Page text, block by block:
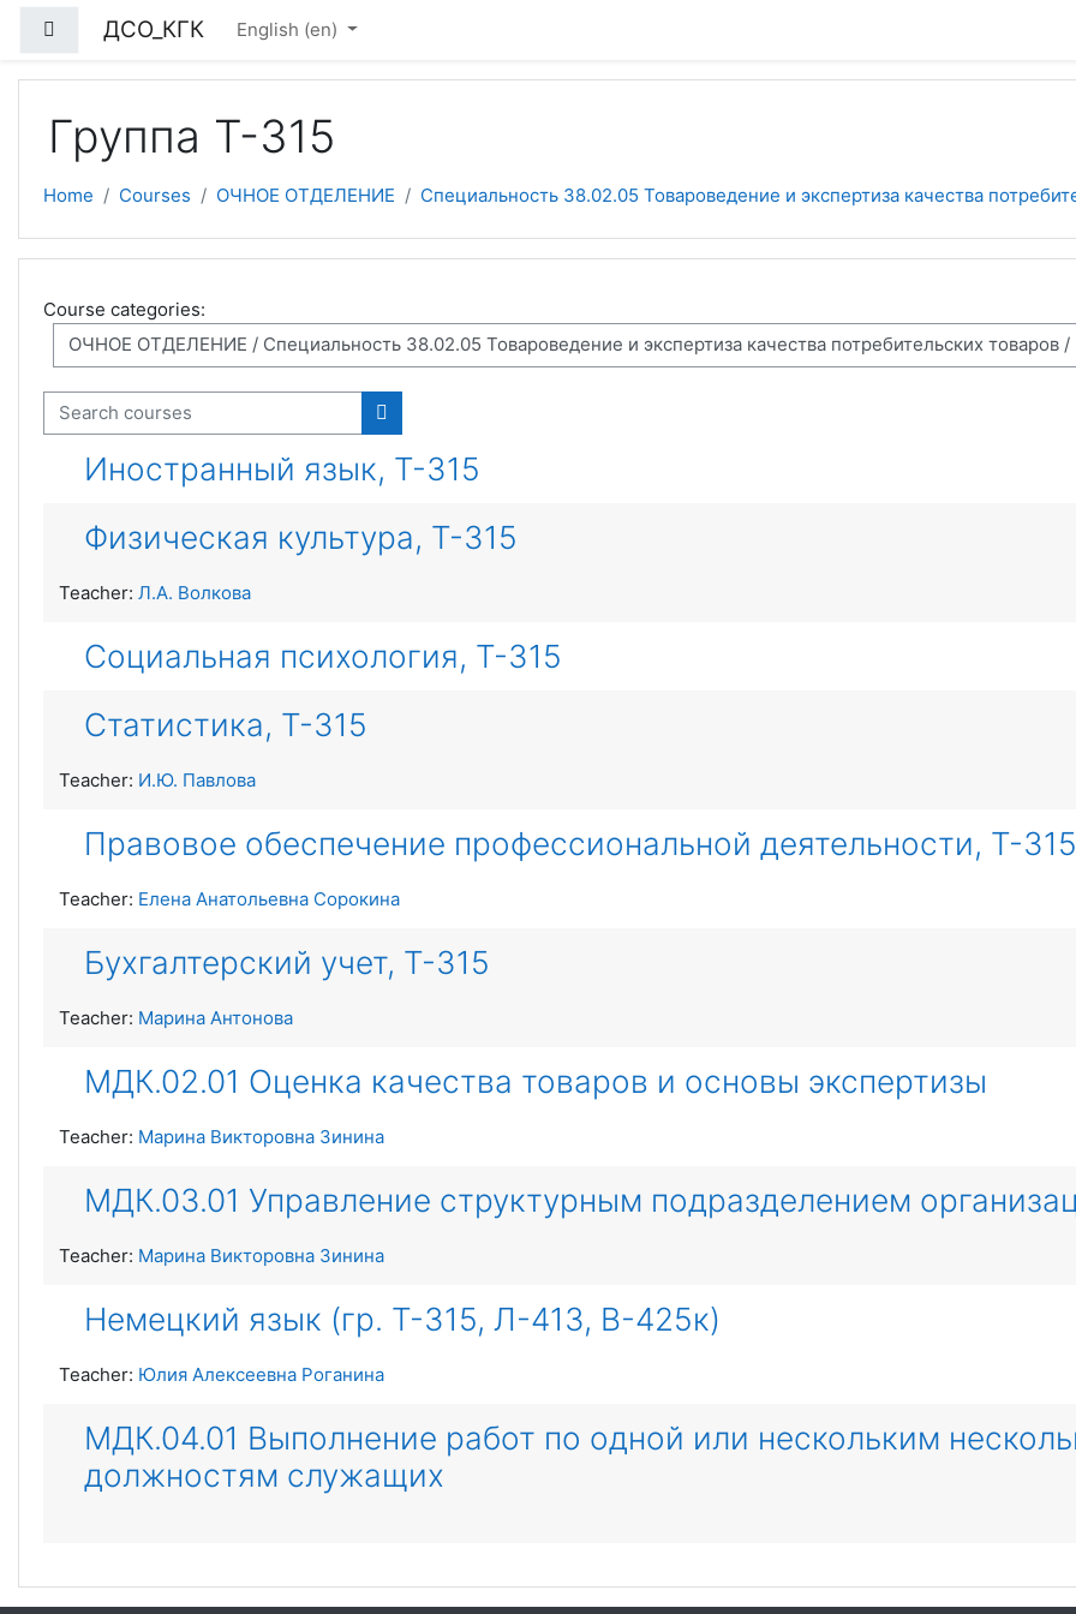
Side panel
ДСО_КГК English ‎(en)‎
Группа Т-315
Home Courses ОЧНОЕ ОТДЕЛЕНИЕ Специальность 38.02.05 Товароведение и экспертиза качества
Course categories:
Search courses
Search courses
Иностранный язык, Т-315
Физическая культура, Т-315
Teacher: Л.А. Волкова
Социальная психология, Т-315
Статистика, Т-315
Teacher: И.Ю. Павлова
Правовое обеспечение профессиональной деятельности, Т-315
Teacher: Елена Анатольевна Сорокина
Бухгалтерский учет, Т-315
Teacher: Марина Антонова
МДК.02.01 Оценка качества товаров и основы экспертизы
Teacher: Марина Викторовна Зинина
МДК.03.01 Управление структурным подразделением
Teacher: Марина Викторовна Зинина
Немецкий язык (гр. Т-315, Л-413, В-425к)
Teacher: Юлия Алексеевна Роганина
МДК.04.01 Выполнение работ по одной или нескольким
должностям служащих